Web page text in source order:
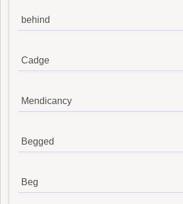
behind
Cadge
Mendicancy
Begged
Beg